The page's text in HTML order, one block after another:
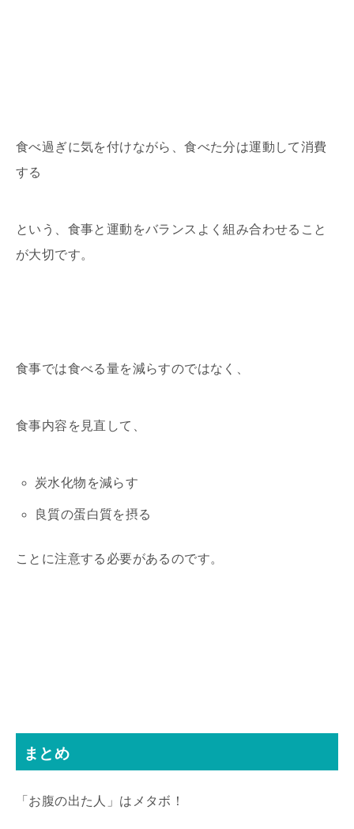
食べ過ぎに気を付けながら、食べた分は運動して消費
する
という、食事と運動をバランスよく組み合わせること
が大切です。
食事では食べる量を減らすのではなく、
食事内容を見直して、
炭水化物を減らす
良質の蛋白質を摂る
ことに注意する必要があるのです。
まとめ
「お腹の出た人」はメタボ！